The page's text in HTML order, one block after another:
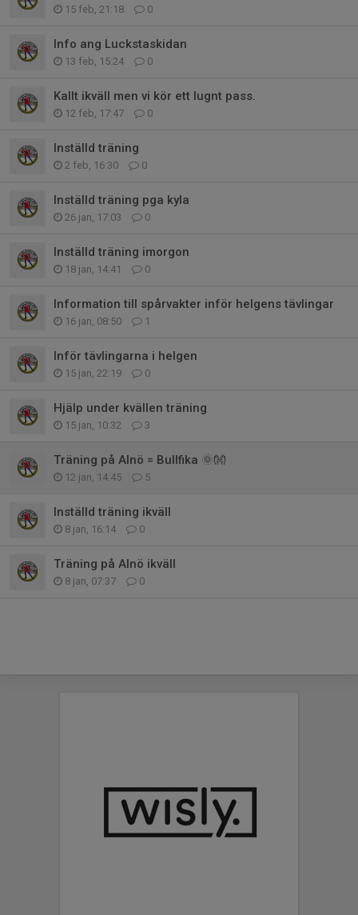
15 feb, 21:18 0
Info ang Luckstaskidan
13 feb, 15:24 0
Kallt ikväll men vi kör ett lugnt pass.
12 feb, 17:47 0
Inställd träning
2 feb, 16:30 0
Inställd träning pga kyla
26 jan, 17:03 0
Inställd träning imorgon
18 jan, 14:41 0
Information till spårvakter inför helgens tävlingar
16 jan, 08:50 1
Inför tävlingarna i helgen
15 jan, 22:19 0
Hjälp under kvällen träning
15 jan, 10:32 3
Träning på Alnö = Bullfika 🌞👐
12 jan, 14:45 5
Inställd träning ikväll
8 jan, 16:14 0
Träning på Alnö ikväll
8 jan, 07:37 0